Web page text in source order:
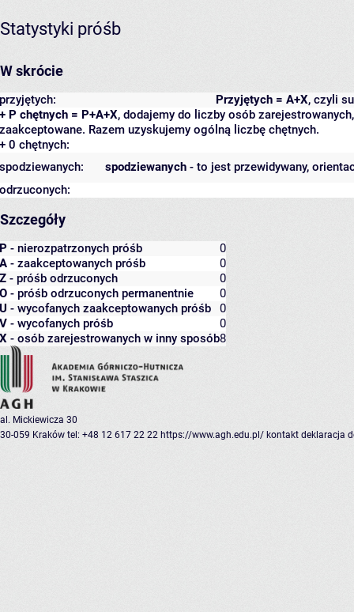
Statystyki próśb
W skrócie
Przyjętych = A+X, czyli
przyjętych:
+ P chętnych = P+A+X, dodajemy do liczby osób
zaakceptowane. Razem uzyskujemy ogólną liczbę chętnych.
+ 0 chętnych:
spodziewanych - to jest przewidywany,
spodziewanych:
odrzuconych:
Szczegóły
P - nierozpatrzonych próśb
0
A - zaakceptowanych próśb
0
Z - próśb odrzuconych
0
O - próśb odrzuconych permanentnie
0
U - wycofanych zaakceptowanych próśb
0
V - wycofanych próśb
0
X - osób zarejestrowanych w inny sposób8
al. Mickiewicza 30
30-059 Kraków tel: +48 12 617 22 22 https://www.agh.edu.pl/ kontakt deklaracja